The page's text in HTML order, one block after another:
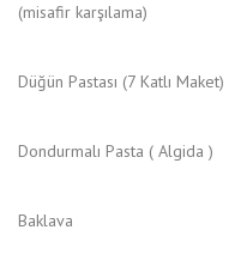
(misafir karşılama)
Düğün Pastası (7 Katlı Maket)
Dondurmalı Pasta ( Algida )
Baklava